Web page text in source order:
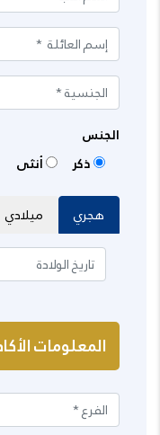
الجنس
ذكر
أنثى
هجري ميلادي
المعلومات